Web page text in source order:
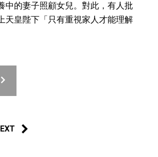
中的妻子照顧女兒。對此，有人批
天皇陛下「只有重視家人才能理解